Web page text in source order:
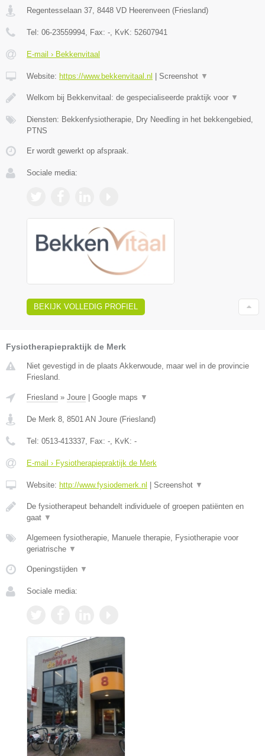
Regentesselaan 37 8448 VD Heerenveen (Friesland)
Tel: 06-23559994 , Fax: - , KvK: 52607941
E-mail › Bekkenvitaal
Website: https://www.bekkenvitaal.nl Screenshot ▼
Welkom bij Bekkenvitaal: de gespecialiseerde praktijk voor ▼
Diensten: Bekkenfysiotherapie, Dry Needling in het bekkengebied,
PTNS
Er wordt gewerkt op afspraak.
Sociale media:
BEKIJK VOLLEDIG PROFIEL
Fysiotherapiepraktijk de Merk
Niet gevestigd in de plaats Akkerwoude, maar wel in de provincie
Friesland.
Friesland » Joure Google maps ▼
De Merk 8, 8501 AN Joure (Friesland)
Tel: 0513-413337, Fax: -, KvK: -
E-mail › Fysiotherapiepraktijk de Merk
Website: http://www.fysiodemerk.nl Screenshot ▼
De fysiotherapeut behandelt individuele of groepen patiënten en
gaat ▼
Algemeen fysiotherapie, Manuele therapie, Fysiotherapie voor
geriatrische ▼
Openingstijden ▼
Sociale media: